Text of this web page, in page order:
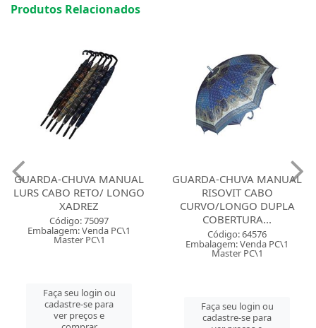
Produtos Relacionados
GUARDA-CHUVA MANUAL
LURS CABO RETO/ LONGO
XADREZ
Código: 75097
Embalagem: Venda PC\1
Master PC\1
Faça seu login ou
cadastre-se para
ver preços e
GUARDA-CHUVA MANUAL
RISOVIT CABO
CURVO/LONGO DUPLA
COBERTURA...
Código: 64576
Embalagem: Venda PC\1
Master PC\1
Faça seu login ou
cadastre-se para